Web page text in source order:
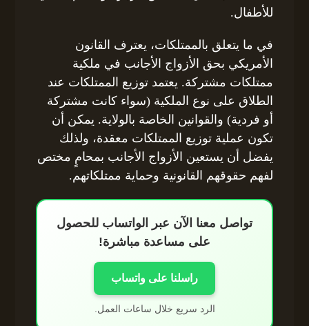
للأطفال.
في ما يتعلق بالممتلكات، يعترف القانون
الأمريكي بحق الأزواج الأجانب في ملكية
ممتلكات مشتركة. يعتمد توزيع الممتلكات عند
الطلاق على نوع الملكية (سواء كانت مشتركة
أو فردية) والقوانين الخاصة بالولاية. يمكن أن
تكون عملية توزيع الممتلكات معقدة، ولذلك
يفضل أن يستعين الأزواج الأجانب بمحامٍ مختص
لفهم حقوقهم القانونية وحماية ممتلكاتهم.
تواصل معنا الآن عبر الواتساب للحصول
على مساعدة مباشرة!
راسلنا على واتساب
الرد سريع خلال ساعات العمل.